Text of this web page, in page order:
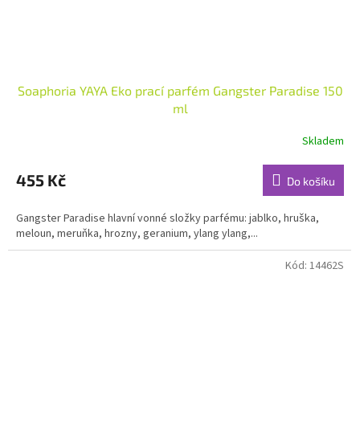
Soaphoria YAYA Eko prací parfém Gangster Paradise 150
ml
produktu
je
z
5
hvězdiček.
Skladem
455 Kč Do košíku
Gangster Paradise hlavní vonné složky parfému: jablko, hruška,
meloun, meruňka, hrozny, geranium, ylang ylang,...
Kód: 14462S